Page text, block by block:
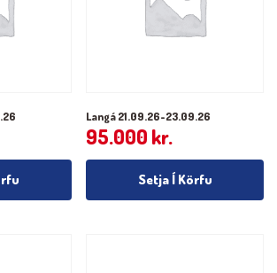
Langá 21.09.26-23.09.26
95.000 kr.
Setja Í Körfu